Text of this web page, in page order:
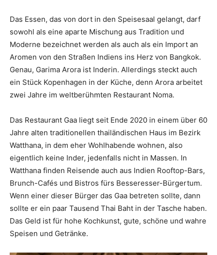
Das Essen, das von dort in den Speisesaal gelangt, darf
sowohl als eine aparte Mischung aus Tradition und
Moderne bezeichnet werden als auch als ein Import an
Aromen von den Straßen Indiens ins Herz von Bangkok.
Genau, Garima Arora ist Inderin. Allerdings steckt auch
ein Stück Kopenhagen in der Küche, denn Arora arbeitet
zwei Jahre im weltberühmten Restaurant Noma.
Das Restaurant Gaa liegt seit Ende 2020 in einem über 60
Jahre alten traditionellen thailändischen Haus im Bezirk
Watthana, in dem eher Wohlhabende wohnen, also
eigentlich keine Inder, jedenfalls nicht in Massen. In
Watthana finden Reisende auch aus Indien Rooftop-Bars,
Brunch-Cafés und Bistros fürs Besseresser-Bürgertum.
Wenn einer dieser Bürger das Gaa betreten sollte, dann
sollte er ein paar Tausend Thai Baht in der Tasche haben.
Das Geld ist für hohe Kochkunst, gute, schöne und wahre
Speisen und Getränke.